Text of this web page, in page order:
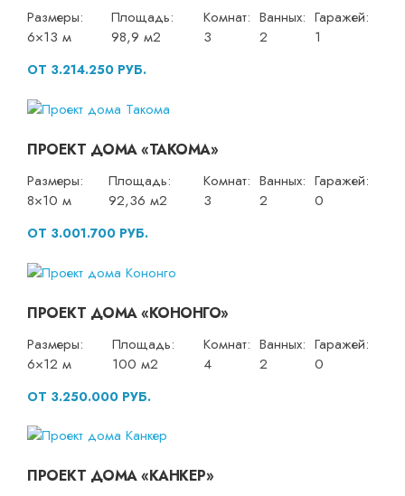
Размеры:
6×13 м
Площадь:
98,9 м2
Комнат:
3
Ванных:
2
Гаражей:
1
ОТ 3.214.250 РУБ.
ПРОЕКТ ДОМА «ТАКОМА»
Размеры:
8×10 м
Площадь:
92,36 м2
Комнат:
3
Ванных:
2
Гаражей:
0
ОТ 3.001.700 РУБ.
ПРОЕКТ ДОМА «КОНОНГО»
Размеры:
6×12 м
Площадь:
100 м2
Комнат:
4
Ванных:
2
Гаражей:
0
ОТ 3.250.000 РУБ.
ПРОЕКТ ДОМА «КАНКЕР»